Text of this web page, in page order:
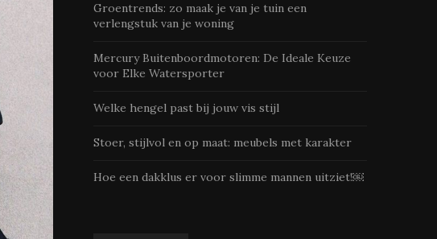
Groentrends: zo maak je van je tuin een
verlengstuk van je woning
Mercury Buitenboordmotoren: De Ideale Keuze
voor Elke Watersporter
Welke hengel past bij jouw vis stijl
Stoer, stijlvol en op maat: meubels met karakter
Hoe een dakklus er voor slimme mannen uitziet!￼